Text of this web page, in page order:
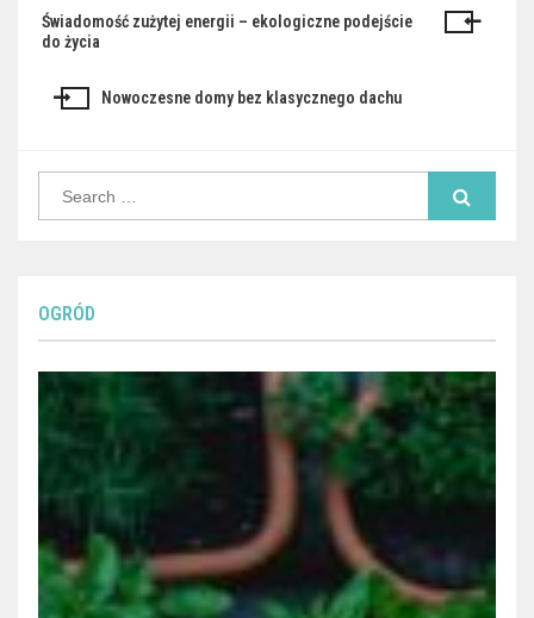
Nawigacja
Świadomość zużytej energii – ekologiczne podejście
do życia
Nowoczesne domy bez klasycznego dachu
OGRÓD